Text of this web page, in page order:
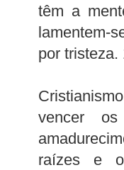
têm a
lamentem-
por tristeza.
vencer
raízes e